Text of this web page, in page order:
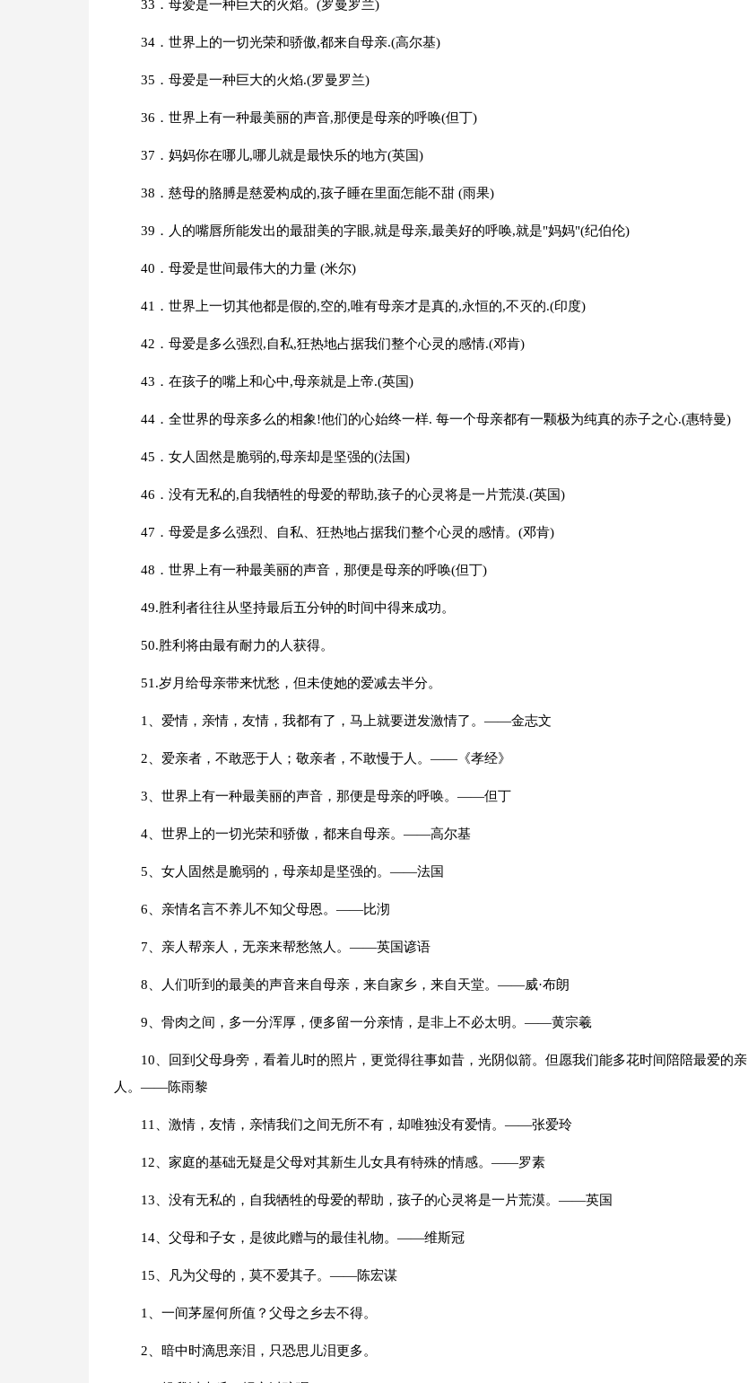
33．母爱是一种巨大的火焰。(罗曼罗兰)
34．世界上的一切光荣和骄傲,都来自母亲.(高尔基)
35．母爱是一种巨大的火焰.(罗曼罗兰)
36．世界上有一种最美丽的声音,那便是母亲的呼唤(但丁)
37．妈妈你在哪儿,哪儿就是最快乐的地方(英国)
38．慈母的胳膊是慈爱构成的,孩子睡在里面怎能不甜 (雨果)
39．人的嘴唇所能发出的最甜美的字眼,就是母亲,最美好的呼唤,就是"妈妈"(纪伯伦)
40．母爱是世间最伟大的力量 (米尔)
41．世界上一切其他都是假的,空的,唯有母亲才是真的,永恒的,不灭的.(印度)
42．母爱是多么强烈,自私,狂热地占据我们整个心灵的感情.(邓肯)
43．在孩子的嘴上和心中,母亲就是上帝.(英国)
44．全世界的母亲多么的相象!他们的心始终一样. 每一个母亲都有一颗极为纯真的赤子之心.(惠特曼)
45．女人固然是脆弱的,母亲却是坚强的(法国)
46．没有无私的,自我牺牲的母爱的帮助,孩子的心灵将是一片荒漠.(英国)
47．母爱是多么强烈、自私、狂热地占据我们整个心灵的感情。(邓肯)
48．世界上有一种最美丽的声音，那便是母亲的呼唤(但丁)
49.胜利者往往从坚持最后五分钟的时间中得来成功。
50.胜利将由最有耐力的人获得。
51.岁月给母亲带来忧愁，但未使她的爱减去半分。
1、爱情，亲情，友情，我都有了，马上就要迸发激情了。——金志文
2、爱亲者，不敢恶于人；敬亲者，不敢慢于人。——《孝经》
3、世界上有一种最美丽的声音，那便是母亲的呼唤。——但丁
4、世界上的一切光荣和骄傲，都来自母亲。——高尔基
5、女人固然是脆弱的，母亲却是坚强的。——法国
6、亲情名言不养儿不知父母恩。——比沏
7、亲人帮亲人，无亲来帮愁煞人。——英国谚语
8、人们听到的最美的声音来自母亲，来自家乡，来自天堂。——威·布朗
9、骨肉之间，多一分浑厚，便多留一分亲情，是非上不必太明。——黄宗羲
10、回到父母身旁，看着儿时的照片，更觉得往事如昔，光阴似箭。但愿我们能多花时间陪陪最爱的亲
人。——陈雨黎
11、激情，友情，亲情我们之间无所不有，却唯独没有爱情。——张爱玲
12、家庭的基础无疑是父母对其新生儿女具有特殊的情感。——罗素
13、没有无私的，自我牺牲的母爱的帮助，孩子的心灵将是一片荒漠。——英国
14、父母和子女，是彼此赠与的最佳礼物。——维斯冠
15、凡为父母的，莫不爱其子。——陈宏谋
1、一间茅屋何所值？父母之乡去不得。
2、暗中时滴思亲泪，只恐思儿泪更多。